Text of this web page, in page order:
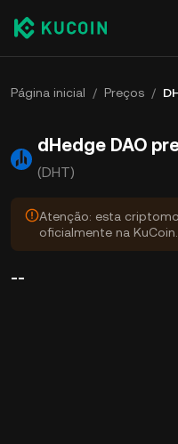
Página inicial / Preços /
dHedge DAO
(DHT)
Atenção: esta
oficialmente na KuCoin.
--